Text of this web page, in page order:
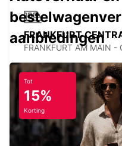
FRANKFURT
FRANKFURT AM MAIN -
LANGEN
LANGEN - GERMANY
aanbiedingen
Tot
15%
Korting